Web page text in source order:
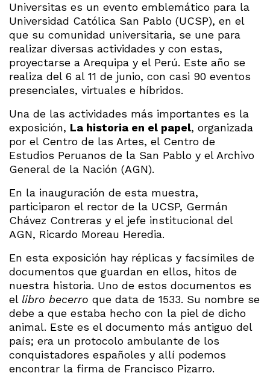
Universitas es un evento emblemático para la
Universidad Católica San Pablo (UCSP), en el
que su comunidad universitaria, se une para
realizar diversas actividades y con estas,
proyectarse a Arequipa y el Perú. Este año se
realiza del 6 al 11 de junio, con casi 90 eventos
presenciales, virtuales e híbridos.
Una de las actividades más importantes es la
exposición, La historia en el papel, organizada
por el Centro de las Artes, el Centro de
Estudios Peruanos de la San Pablo y el Archivo
General de la Nación (AGN).
En la inauguración de esta muestra,
participaron el rector de la UCSP, Germán
Chávez Contreras y el jefe institucional del
AGN, Ricardo Moreau Heredia.
En esta exposición hay réplicas y facsímiles de
documentos que guardan en ellos, hitos de
nuestra historia. Uno de estos documentos es
el libro becerro que data de 1533. Su nombre se
debe a que estaba hecho con la piel de dicho
animal. Este es el documento más antiguo del
país; era un protocolo ambulante de los
conquistadores españoles y allí podemos
encontrar la firma de Francisco Pizarro.